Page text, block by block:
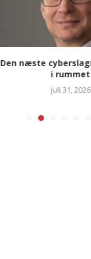
Den næste
i rummet
juli 31, 2026